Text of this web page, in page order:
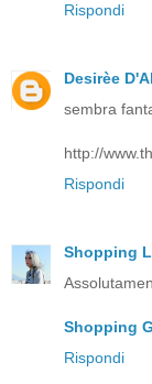
Rispondi
Desirèe
sembra
http://
Rispondi
Shopping
Shopping
Rispondi